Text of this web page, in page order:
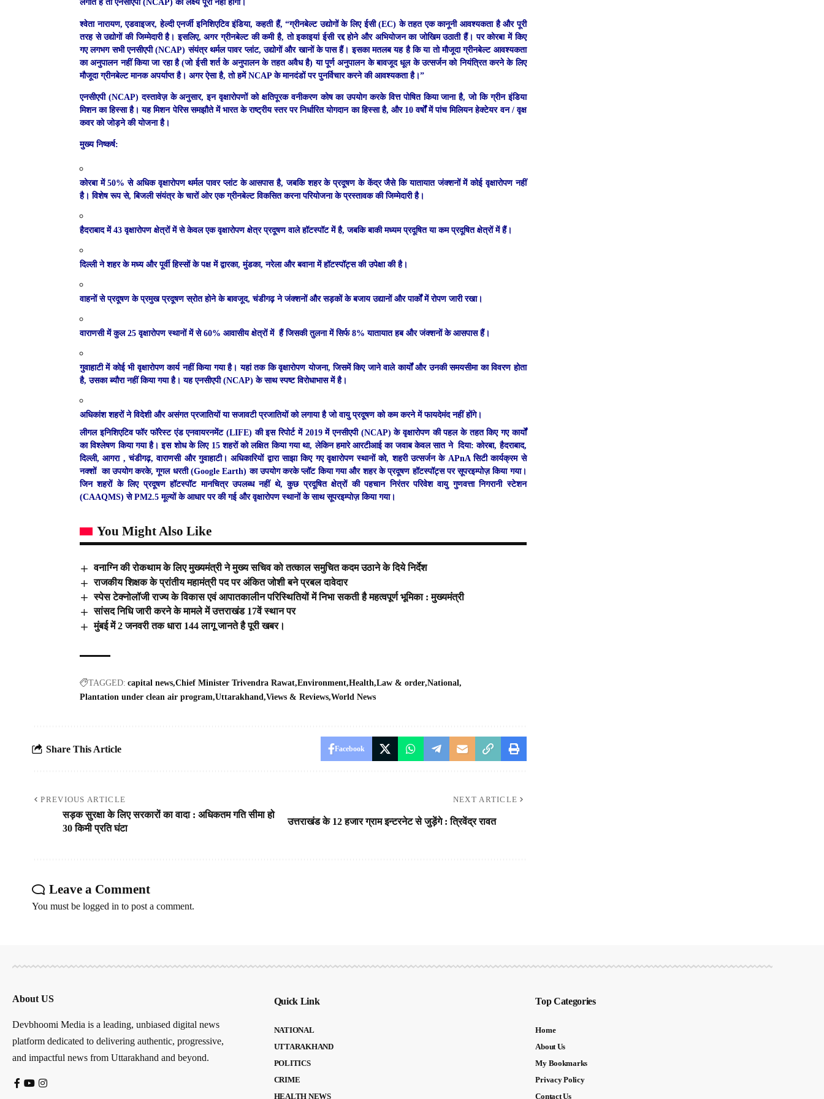
लगाते हैं तो एनसीएपी (NCAP) का लक्ष्य पूरा नहीं होगा।
श्वेता नारायण, एडवाइजर, हेल्दी एनर्जी इनिशिएटिव इंडिया, कहती हैं, “ग्रीनबेल्ट उद्योगों के लिए ईसी (EC) के तहत एक कानूनी आवश्यकता है और पूरी
तरह से उद्योगों की जिम्मेदारी है। इसलिए, अगर ग्रीनबेल्ट की कमी है, तो इकाइयां ईसी रद्द होने और अभियोजन का जोखिम उठाती हैं। पर कोरबा में किए
गए लगभग सभी एनसीएपी (NCAP) संयंत्र थर्मल पावर प्लांट, उद्योगों और खानों के पास हैं। इसका मतलब यह है कि या तो मौजूदा ग्रीनबेल्ट आवश्यकता
का अनुपालन नहीं किया जा रहा है (जो ईसी शर्त के अनुपालन के तहत अवैध है) या पूर्ण अनुपालन के बावजूद धूल के उत्सर्जन को नियंत्रित करने के लिए
मौजूदा ग्रीनबेल्ट मानक अपर्याप्त है। अगर ऐसा है, तो हमें NCAP के मानदंडों पर पुनर्विचार करने की आवश्यकता है।”
एनसीएपी (NCAP) दस्तावेज़ के अनुसार, इन वृक्षारोपणों को क्षतिपूरक वनीकरण कोष का उपयोग करके वित्त पोषित किया जाना है, जो कि ग्रीन इंडिया
मिशन का हिस्सा है। यह मिशन पेरिस समझौते में भारत के राष्ट्रीय स्तर पर निर्धारित योगदान का हिस्सा है, और 10 वर्षों में पांच मिलियन हेक्टेयर वन / वृक्ष
कवर को जोड़ने की योजना है।
मुख्य निष्कर्ष:
कोरबामें 50% से अधिक वृक्षारोपण थर्मल पावर प्लांट के आसपास है, जबकि शहर के प्रदूषण के केंद्र जैसे कि यातायात जंक्शनों में कोई वृक्षारोपण नहीं
है। विशेष रूप से, बिजली संयंत्र के चारों ओर एक ग्रीनबेल्ट विकसित करना परियोजना के प्रस्तावक की जिम्मेदारी है।
हैदराबादमें 43 वृक्षारोपण क्षेत्रों में से केवल एक वृक्षारोपण क्षेत्र प्रदूषण वाले हॉटस्पॉट में है, जबकि बाकी मध्यम प्रदूषित या कम प्रदूषित क्षेत्रों में हैं।
दिल्लीने शहर के मध्य और पूर्वी हिस्सों के पक्ष में द्वारका, मुंडका, नरेला और बवाना में हॉटस्पॉट्स की उपेक्षा की है।
वाहनों से प्रदूषण के प्रमुख प्रदूषण स्रोत होने के बावजूद,चंडीगढ़ने जंक्शनों और सड़कों के बजाय उद्यानों और पार्कों में रोपण जारी रखा।
वाराणसीमें कुल 25 वृक्षारोपण स्थानों में से 60% आवासीय क्षेत्रों में हैं जिसकी तुलना में सिर्फ 8% यातायात हब और जंक्शनों के आसपास हैं।
गुवाहाटीमें कोई भी वृक्षारोपण कार्य नहीं किया गया है। यहां तक कि वृक्षारोपण योजना, जिसमें किए जाने वाले कार्यों और उनकी समयसीमा का विवरण होता
है, उसका ब्यौरा नहीं किया गया है। यह एनसीएपी (NCAP) के साथ स्पष्ट विरोधाभास में है।
अधिकांश शहरों ने विदेशी और असंगत प्रजातियों या सजावटी प्रजातियों को लगाया है जो वायु प्रदूषण को कम करने में फायदेमंद नहीं होंगे।
लीगल इनिशिएटिव फॉर फॉरेस्ट एंड एनवायरनमेंट (LIFE) की इस रिपोर्ट में 2019 में एनसीएपी (NCAP) के वृक्षारोपण की पहल के तहत किए गए कार्यों
का विश्लेषण किया गया है। इस शोध के लिए 15 शहरों को लक्षित किया गया था, लेकिन हमारे आरटीआई का जवाब केवल सात ने दिया: कोरबा, हैदराबाद,
दिल्ली, आगरा , चंडीगढ़, वाराणसी और गुवाहाटी। अधिकारियों द्वारा साझा किए गए वृक्षारोपण स्थानों को, शहरी उत्सर्जन के APnA सिटी कार्यक्रम से
नक्शों का उपयोग करके, गूगल धरती (Google Earth) का उपयोग करके प्लॉट किया गया और शहर के प्रदूषण हॉटस्पॉट्स पर सूपरइम्पोज़ किया गया।
जिन शहरों के लिए प्रदूषण हॉटस्पॉट मानचित्र उपलब्ध नहीं थे, कुछ प्रदूषित क्षेत्रों की पहचान निरंतर परिवेश वायु गुणवत्ता निगरानी स्टेशन
(CAAQMS) से PM2.5 मूल्यों के आधार पर की गई और वृक्षारोपण स्थानों के साथ सूपरइम्पोज़ किया गया।
You Might Also Like
वनाग्नि की रोकथाम के लिए मुख्यमंत्री ने मुख्य सचिव को तत्काल समुचित कदम उठाने के दिये निर्देश
राजकीय शिक्षक के प्रांतीय महामंत्री पद पर अंकित जोशी बने प्रबल दावेदार
स्पेस टेक्नोलॉजी राज्य के विकास एवं आपातकालीन परिस्थितियों में निभा सकती है महत्वपूर्ण भूमिका : मुख्यमंत्री
सांसद निधि जारी करने के मामले में उत्तराखंड 17वें स्थान पर
मुंबई में 2 जनवरी तक धारा 144 लागू जानते है पूरी खबर।
TAGGED: capital news Chief Minister Trivendra Rawat Environment Health Law & order National
Plantation under clean air program Uttarakhand Views & Reviews World News
Share This Article Facebook
PREVIOUS ARTICLE
सड़क सुरक्षा के लिए सरकारों का वादा : अधिकतम गति सीमा हो
30 किमी प्रति घंटा
NEXT ARTICLE
उत्तराखंड के 12 हजार ग्राम इन्टरनेट से जुड़ेंगे : त्रिवेंद्र रावत
Leave a Comment
You must be logged in to post a comment.
About US
Devbhoomi Media is a leading, unbiased digital news
platform dedicated to delivering authentic, progressive,
and impactful news from Uttarakhand and beyond.
Quick Link
NATIONAL
UTTARAKHAND
POLITICS
CRIME
HEALTH NEWS
Top Categories
Home
About Us
My Bookmarks
Privacy Policy
Contact Us